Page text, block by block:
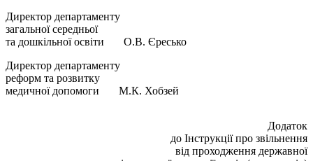
Директор департаменту
загальної середньої
та дошкільної освіти О.В. Єресько
Директор департаменту
реформ та розвитку
медичної допомоги М.К. Хобзей
Додаток
до Інструкції про звільнення
від проходження державної